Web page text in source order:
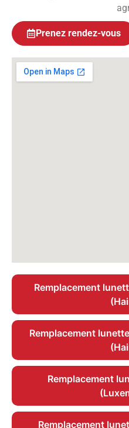
Prenez rendez-vous
Remplacement
Remplacement
Remplacement
Remplacement